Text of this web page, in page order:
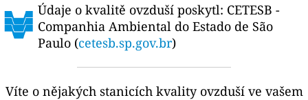
Údaje o kvalitě ovzduší poskytl: CETESB -
Companhia Ambiental do Estado de São
Paulo (cetesb.sp.gov.br)
Víte o nějakých stanicích kvality ovzduší ve vašem